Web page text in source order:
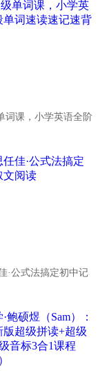
词课，小学英语全阶
·公式法搞定初中记